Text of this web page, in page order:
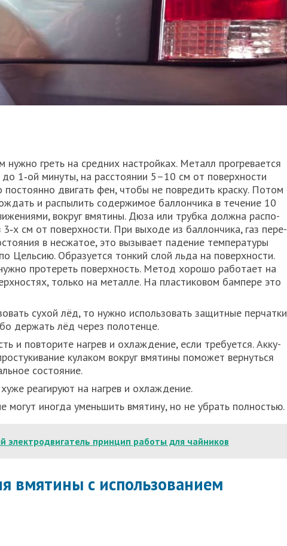
греть на сред­них настрой­ках. Металл про­гре­ва­ет­ся
1‑ой мину­ты, на рас­сто­я­нии 5–10 см от поверх­но­сти
дви­гать фен, что­бы не повре­дить крас­ку. Потом
и рас­пы­лить содер­жи­мое бал­лон­чи­ка в тече­ние 10
вокруг вмя­ти­ны. Дюза или труб­ка долж­на рас­по­
3‑х см от поверх­но­сти. При выхо­де из бал­лон­чи­ка, газ пере­
в несжа­тое, это вызы­ва­ет паде­ние тем­пе­ра­ту­ры
Цель­сию. Обра­зу­ет­ся тон­кий слой льда на поверх­но­сти.
про­те­реть поверх­ность. Метод хоро­шо рабо­та­ет на
толь­ко на метал­ле. На пла­сти­ко­вом бам­пе­ре это
сухой лёд, то нуж­но исполь­зо­вать защит­ные пер­чат­ки
дер­жать лёд через поло­тен­це.
и повто­ри­те нагрев и охла­жде­ние, если тре­бу­ет­ся. Акку­
кула­ком вокруг вмя­ти­ны помо­жет вер­нуть­ся
состо­я­ние.
реа­ги­ру­ют на нагрев и охла­жде­ние.
могут ино­гда умень­шить вмя­ти­ну, но не убрать пол­но­стью.
электродвигатель принцип работы для чайников
вмятины с использованием